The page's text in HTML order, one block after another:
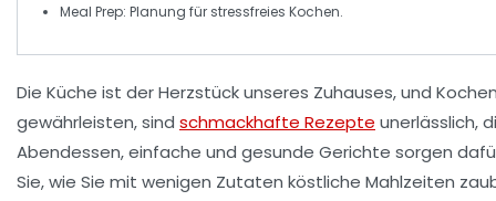
Meal Prep: Planung für stressfreies Kochen.
Die Küche ist der Herzstück unseres Zuhauses, und
gewährleisten, sind schmackhafte Rezepte unerlässlich,
Abendessen, einfache und gesunde Gerichte sorgen
Sie, wie Sie mit wenigen Zutaten köstliche Mahlzeiten